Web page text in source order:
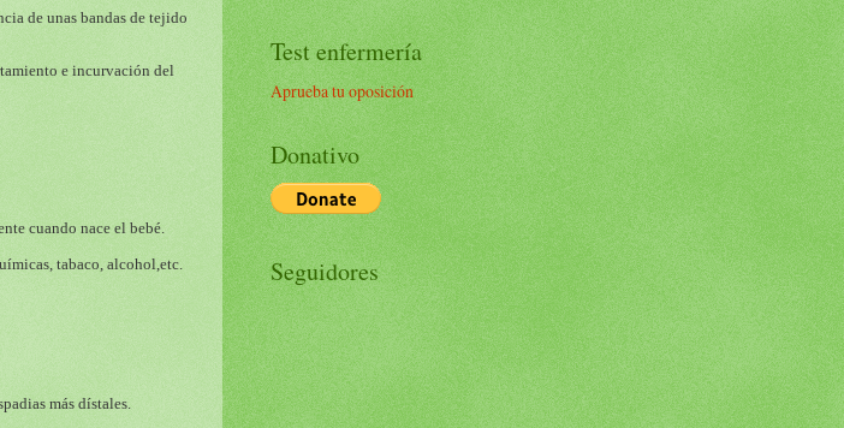
de unas bandas de tejido
e incurvación del
cuando nace el bebé.
tabaco, alcohol,etc.
más dístales.
Test enfermería
Aprueba tu oposición
Donativo
Seguidores